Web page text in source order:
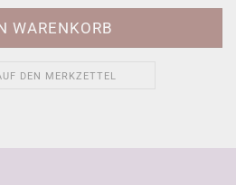
DEN MERKZETTEL